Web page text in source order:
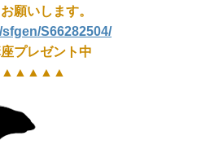
願いします。
S66282504/
プレゼント中